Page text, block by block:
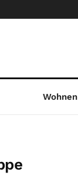
Wohnen